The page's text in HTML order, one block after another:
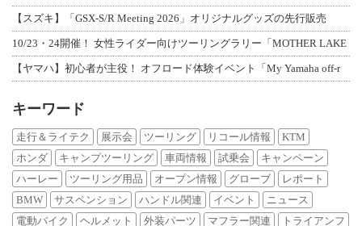
【スズキ】「GSX-S/R Meeting 2026」オリジナルグッズの先行販売
10/23・24開催！ 女性ライダー向けツーリングラリー「MOTHER LAKE
【ヤマハ】初心者が主役！ オフロード体験イベント「My Yamaha off-r
キーワード
走行＆ライテク 展示会 ツーリング リコール情報
KTM
ホンダ
キャンプツーリング 車両情報 試乗会
キャンペーン
ハーレー
ツーリング用品 オープン情報 グローブ
レポート
BMW
サスペンション ハンドル関連 イベント
ニュース
電動バイク
ヘルメット 外装パーツ マフラー関連 トライアンフ